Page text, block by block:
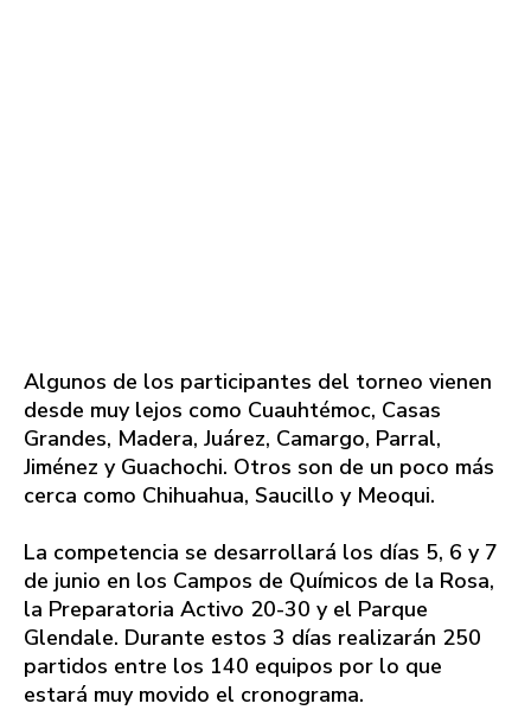
Algunos de los participantes del torneo vienen
desde muy lejos como Cuauhtémoc, Casas
Grandes, Madera, Juárez, Camargo, Parral,
Jiménez y Guachochi. Otros son de un poco más
cerca como Chihuahua, Saucillo y Meoqui.
La competencia se desarrollará los días 5, 6 y 7
de junio en los Campos de Químicos de la Rosa,
la Preparatoria Activo 20-30 y el Parque
Glendale. Durante estos 3 días realizarán 250
partidos entre los 140 equipos por lo que
estará muy movido el cronograma.